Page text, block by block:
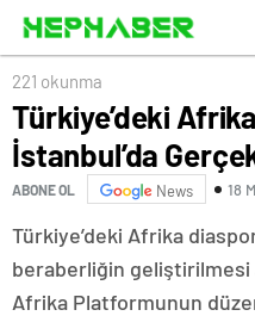
221 okunma
Türkiye’deki
İstanbul’da
ABONE OL News 18
Türkiye’deki Afrika
beraberliğin geliştirilmesi
Afrika Platformunun